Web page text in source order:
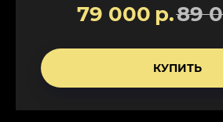
79 000 р.89
КУПИТЬ